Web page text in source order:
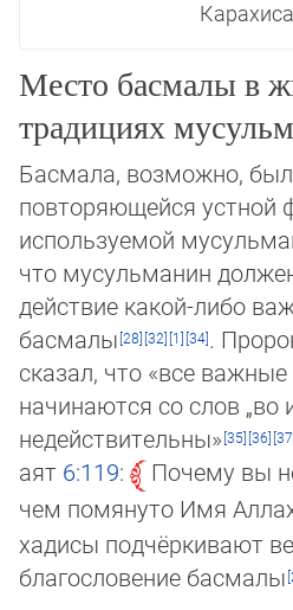
Место басмалы в
традициях
Басмала, возможно,
повторяющейся устной
используемой
что му­суль­манин
действие какой-либо
басмалы
.
сказал, что «все
начинаются со слов „во
недействительны»
аят 6:119:
Почему вы
чем помянуто Имя
хадисы подчёркивают
благословение басмалы